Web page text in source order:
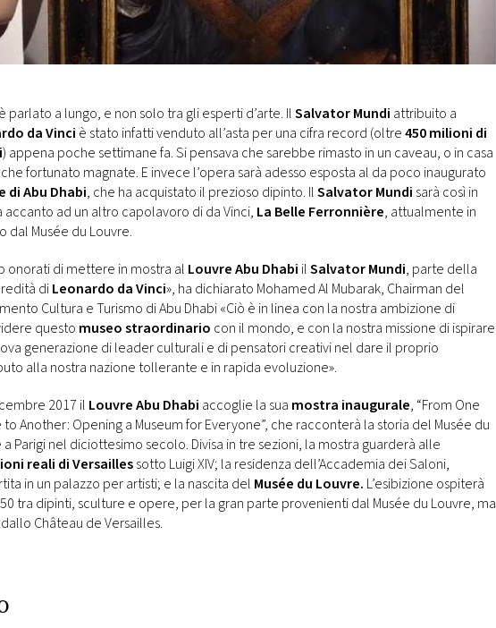
parlato a lungo, e non solo tra gli esperti d’arte. IlSalvator Mundi attribuito a
da Vinci è stato infatti venduto all’asta per una cifra record (oltre450 milioni di
) appena poche settimane fa. Si pensava che sarebbe rimasto in un caveau, o in casa
fortunato magnate. E invece l’opera sarà adesso esposta al da poco inaugurato
di Abu Dhabi, che ha acquistato il prezioso dipinto. IlSalvator Mundi sarà così in
accanto ad un altro capolavoro di da Vinci, La Belle Ferronnière, attualmente in
dal Musée du Louvre.
onorati di mettere in mostra al Louvre Abu Dhabi ilSalvator Mundi, parte della
diLeonardo da Vinci», ha dichiarato Mohamed Al Mubarak, Chairman del
Cultura e Turismo di Abu Dhabi «Ciò è in linea con la nostra ambizione di
questo museo straordinario con il mondo, e con la nostra missione di ispirare
generazione di leader culturali e di pensatori creativi nel dare il proprio
alla nostra nazione tollerante e in rapida evoluzione».
2017 il Louvre Abu Dhabi accoglie la sua mostra inaugurale, “From One
to Another: Opening a Museum for Everyone”, che racconterà la storia del Musée du
a Parigi nel diciottesimo secolo. Divisa in tre sezioni, la mostra guarderà alle
reali di Versaillessotto Luigi XIV; la residenza dell’Accademia dei Saloni,
in un palazzo per artisti; e la nascita del Musée du Louvre. L’esibizione ospiterà
tra dipinti, sculture e opere, per la gran parte provenienti dal Musée du Louvre, ma
Château de Versailles.